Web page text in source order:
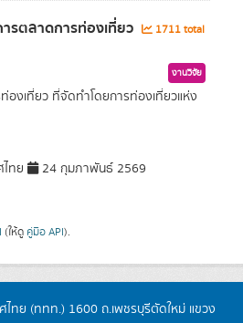
รตลาดการท่องเที่ยว
1711 total
งานวิจัย
งเที่ยว ที่จัดทำโดยการท่องเที่ยวแห่ง
ไทย 24 กุมภาพันธ์ 2569
(ให้ดู คู่มือ API).
ไทย (ททท.) 1600 ถ.เพชรบุรีตัดใหม่ แขวง